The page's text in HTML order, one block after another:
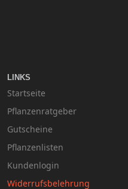
LINKS
Startseite
Pflanzenratgeber
Gutscheine
Pflanzenlisten
Kundenlogin
Widerrufsbelehrung